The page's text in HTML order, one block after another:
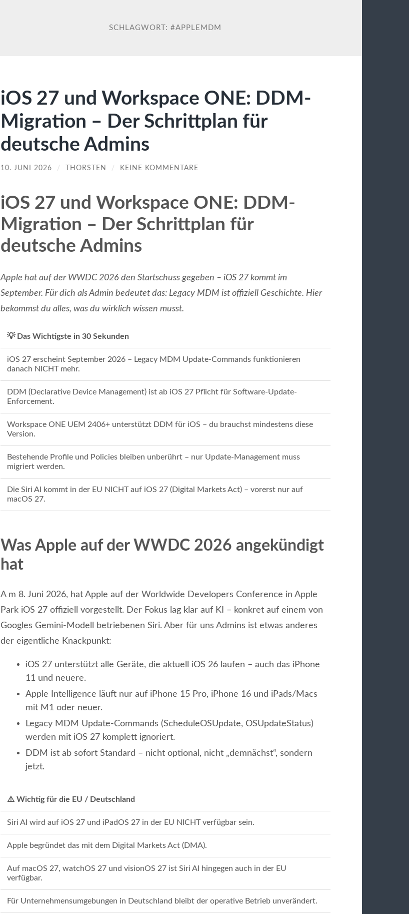
SCHLAGWORT:#APPLEMDM
iOS 27 und Workspace ONE: DDM-
Migration – Der Schrittplan für
deutsche Admins
10. JUNI 2026 / THORSTEN / KEINE KOMMENTARE
iOS 27 und Workspace ONE: DDM-
Migration – Der Schrittplan für
deutsche Admins
Apple hat auf der WWDC 2026 den Startschuss gegeben – iOS 27 kommt im
September. Für dich als Admin bedeutet das: Legacy MDM ist offiziell Geschichte. Hier
bekommst du alles, was du wirklich wissen musst.
💡 Das Wichtigste in 30 Sekunden
iOS 27 erscheint September 2026 – Legacy MDM Update-Commands funktionieren
danach NICHT mehr.
DDM (Declarative Device Management) ist ab iOS 27 Pflicht für Software-Update-
Enforcement.
Workspace ONE UEM 2406+ unterstützt DDM für iOS – du brauchst mindestens diese
Version.
Bestehende Profile und Policies bleiben unberührt – nur Update-Management muss
migriert werden.
Die Siri AI kommt in der EU NICHT auf iOS 27 (Digital Markets Act) – vorerst nur auf
macOS 27.
Was Apple auf der WWDC 2026 angekündigt
hat
A m 8. Juni 2026, hat Apple auf der Worldwide Developers Conference in Apple
Park iOS 27 offiziell vorgestellt. Der Fokus lag klar auf KI – konkret auf einem von
Googles Gemini-Modell betriebenen Siri. Aber für uns Admins ist etwas anderes
der eigentliche Knackpunkt:
iOS 27 unterstützt alle Geräte, die aktuell iOS 26 laufen – auch das iPhone
11 und neuere.
Apple Intelligence läuft nur auf iPhone 15 Pro, iPhone 16 und iPads/Macs
mit M1 oder neuer.
Legacy MDM Update-Commands (ScheduleOSUpdate, OSUpdateStatus)
werden mit iOS 27 komplett ignoriert.
DDM ist ab sofort Standard – nicht optional, nicht „demnächst“, sondern
jetzt.
⚠️ Wichtig für die EU / Deutschland
Siri AI wird auf iOS 27 und iPadOS 27 in der EU NICHT verfügbar sein.
Apple begründet das mit dem Digital Markets Act (DMA).
Auf macOS 27, watchOS 27 und visionOS 27 ist Siri AI hingegen auch in der EU
verfügbar.
Für Unternehmensumgebungen in Deutschland bleibt der operative Betrieb unverändert.